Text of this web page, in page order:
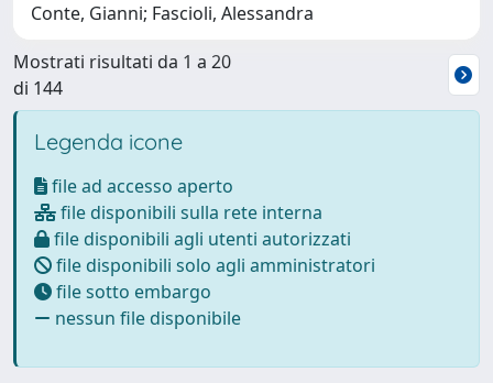
Conte, Gianni; Fascioli, Alessandra
Mostrati risultati da 1 a 20
di 144
Legenda icone
file ad accesso aperto
file disponibili sulla rete interna
file disponibili agli utenti autorizzati
file disponibili solo agli amministratori
file sotto embargo
nessun file disponibile